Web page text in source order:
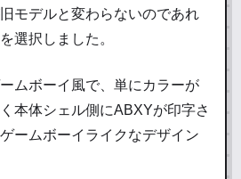
モデルと変わらないのであれ
選択しました。
ムボーイ風で、単にカラーが
本体シェル側にABXYが印字さ
ームボーイライクなデザイン